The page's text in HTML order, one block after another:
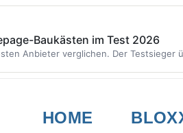
HOME
Baukästen im Test 2026
Anbieter verglichen. Der Testsieger